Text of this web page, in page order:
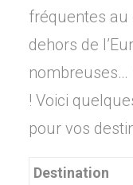
fréquentes au
dehors de
nombreuses…
! Voici
pour vos
Destination